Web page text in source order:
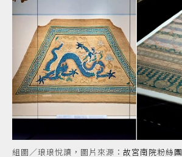
組圖／琅琅悅讀，圖片來源： 故宮南院粉絲團